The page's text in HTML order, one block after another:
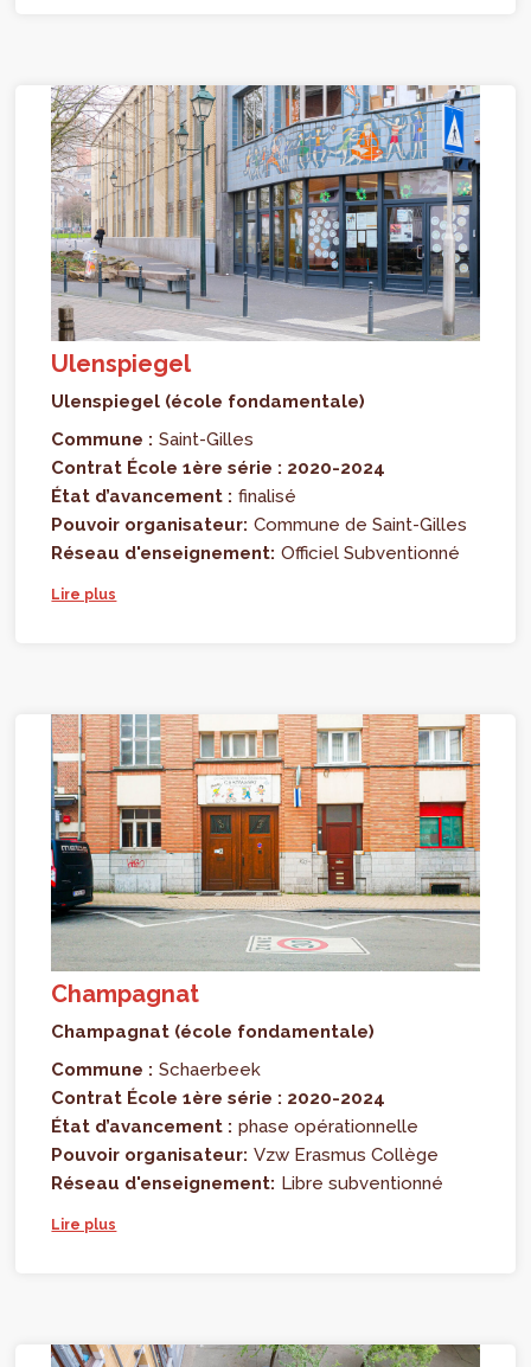
Ulenspiegel
Ulenspiegel (école fondamentale)
Commune : Saint-Gilles
Contrat École 1ère série : 2020-2024
État d’avancement : finalisé
Pouvoir organisateur: Commune de Saint-Gilles
Réseau d'enseignement: Officiel Subventionné
Lire plus
Champagnat
Champagnat (école fondamentale)
Commune : Schaerbeek
Contrat École 1ère série : 2020-2024
État d’avancement : phase opérationnelle
Pouvoir organisateur: Vzw Erasmus Collège
Réseau d'enseignement: Libre subventionné
Lire plus